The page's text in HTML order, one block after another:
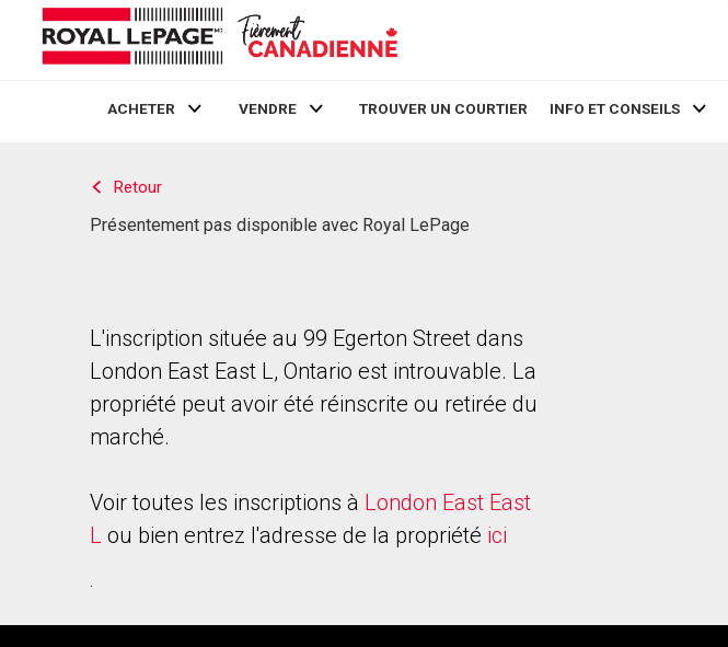
ACHETER VENDRE TROUVER UN COURTIER INFO ET CONSEILS
Retour
Présentement pas disponible avec Royal LePage
L'inscription située au 99 Egerton Street dans
London East East L, Ontario est introuvable. La
propriété peut avoir été réinscrite ou retirée du
marché.
Voir toutes les inscriptions à London East East
L ou bien entrez l'adresse de la propriété ici
.